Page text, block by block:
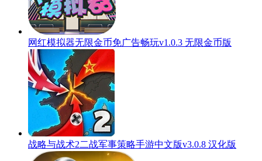
网红模拟器无限金币免广告畅玩v1.0.3 无限金币版
战略与战术2二战军事策略手游中文版v3.0.8 汉化版